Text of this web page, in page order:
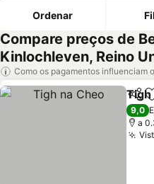
Ordenar
Compare preços de
Kinlochleven, Reino
Como os pagamentos influenciam
Tigh
9,0
a